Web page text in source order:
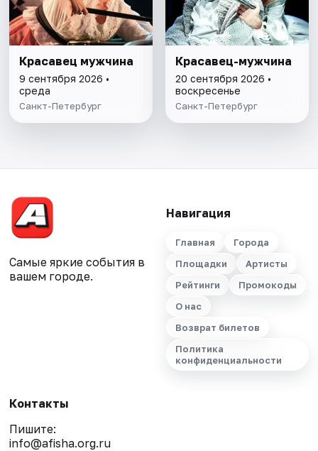
Красавец мужчина
9 сентября 2026 •
среда
Санкт-Петербург
Красавец-мужчина
20 сентября 2026 •
воскресенье
Санкт-Петербург
Самые яркие события в
вашем городе.
Навигация
Главная
Города
Площадки
Артисты
Рейтинги
Промокоды
О нас
Возврат билетов
Политика
конфиденциальности
Контакты
Пишите:
info@afisha.org.ru